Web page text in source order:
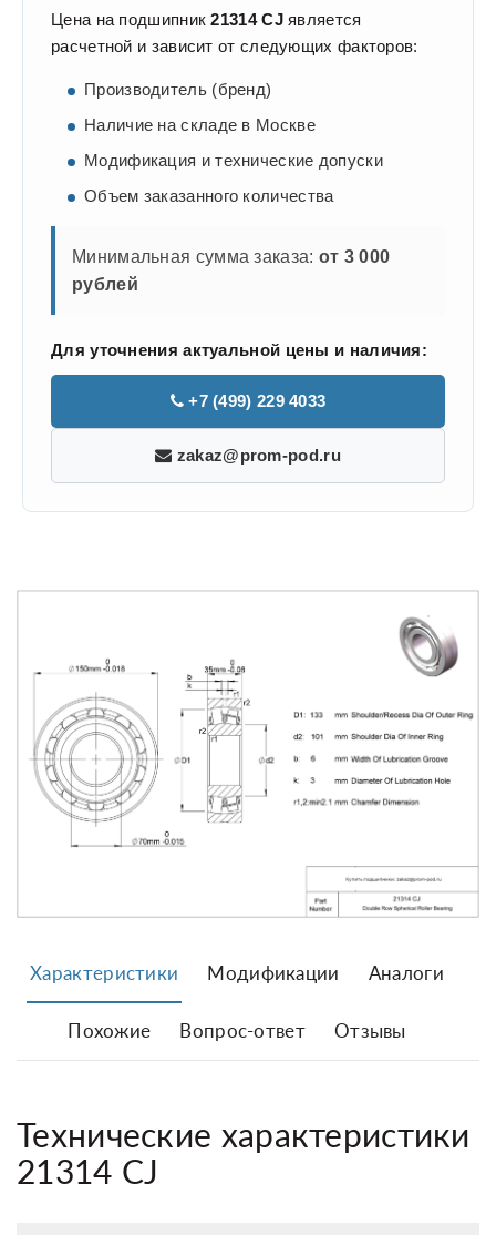
Цена на подшипник21314 CJявляется
расчетной и зависит от следующих факторов:
Производитель (бренд)
Наличие на складе в Москве
Модификация и технические допуски
Объем заказанного количества
Минимальная сумма заказа: от 3 000
рублей
Для уточнения актуальной цены и наличия:
+7 (499) 229 4033
zakaz@prom-pod.ru
Характеристики Модификации Аналоги
Похожие Вопрос-ответ Отзывы
Технические характеристики
21314 CJ